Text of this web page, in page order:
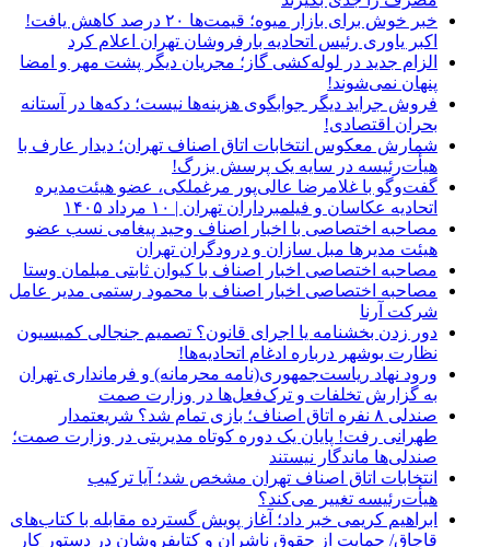
خبر خوش برای بازار میوه؛ قیمت‌ها ۲۰ درصد کاهش یافت!
اکبر یاوری رئیس اتحادیه بارفروشان تهران اعلام کرد
الزام جدید در لوله‌کشی گاز؛ مجریان دیگر پشت مهر و امضا
پنهان نمی‌شوند!
فروش جراید دیگر جوابگوی هزینه‌ها نیست؛ دکه‌ها در آستانه
بحران اقتصادی!
شمارش معکوس انتخابات اتاق اصناف تهران؛ دیدار عارف با
هیأت‌رئیسه در سایه یک پرسش بزرگ!
گفت‌وگو با غلامرضا عالی‌پور مرغملکی، عضو هیئت‌مدیره
اتحادیه عکاسان و فیلمبرداران تهران | ۱۰ مرداد ۱۴۰۵
مصاحبه اختصاصی با اخبار اصناف وحید پیغامی نسب عضو
هیئت مدیرها مبل سازان و درودگران تهران
مصاحبه اختصاصی اخبار اصناف با کیوان ثابتی مبلمان وستا
مصاحبه اختصاصی اخبار اصناف با محمود رستمی مدیر عامل
شرکت آرنا
دور زدن بخشنامه یا اجرای قانون؟ تصمیم جنجالی کمیسیون
نظارت بوشهر درباره ادغام اتحادیه‌ها!
ورود نهاد ریاست‌جمهوری(نامه محرمانه) و فرمانداری تهران
به گزارش تخلفات و ترک‌فعل‌ها در وزارت صمت
صندلی ۸ نفره اتاق اصناف؛ بازی تمام شد؟ شریعتمدار
طهرانی رفت! پایان یک دوره کوتاه مدیریتی در وزارت صمت؛
صندلی‌ها ماندگار نیستند
انتخابات اتاق اصناف تهران مشخص شد؛ آیا ترکیب
هیأت‌رئیسه تغییر می‌کند؟
ابراهیم کریمی خبر داد؛ آغاز پویش گسترده مقابله با کتاب‌های
قاچاق/ حمایت از حقوق ناشران و کتابفروشان در دستور کار